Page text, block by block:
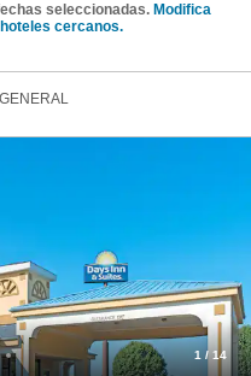
seleccionadas. Modifica
cercanos.
1 / 14